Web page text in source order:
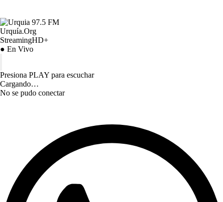
Urquía.Org
StreamingHD+
● En Vivo
Presiona PLAY para escuchar
Cargando…
No se pudo conectar